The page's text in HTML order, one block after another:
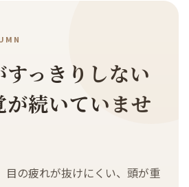
っきりしない
が続いていませ
目の疲れが抜けにくい、頭が重